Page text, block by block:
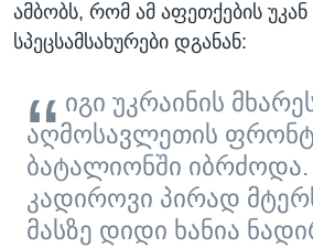
ამბობს, რომ ამ აფეთქების
სპეცსამსახურები დგანან:
იგი უკრაინის
აღმოსავლეთის
ბატალიონში იბრძოდა.
კადიროვი პირად
მასზე დიდი ხანია